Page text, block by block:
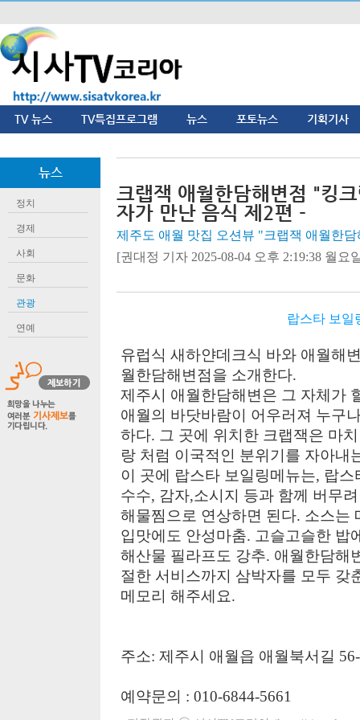
TV 뉴스 TV특집프로그램 뉴스 포토뉴스 기획기사
뉴스
정치
경제
사회
문화
관광
연예
크랩잭 애월한담해변점 "킹
자가 만난 음식 제2편 -
제주도 애월 맛집 오션뷰 "크랩잭 애월한
[권대정 기자 2025-08-04 오후 2:19:38 월요
랍스타 보일
유럽식 새하얀데크식 바와 애월해
월한담해변점을 소개한다.
제주시 애월한담해변은 그 자체가
애월의 바닷바람이 어우러져 누구
하다. 그 곳에 위치한 크랩잭은 마
랑 처럼 이국적인 분위기를 자아내
이 곳에 랍스타 보일링메뉴는, 랍
수수, 감자,소시지 등과 함께 버무
해물찜으로 연상하면 된다. 소스는
입맛에도 안성마춤. 고슬고슬한 밥
해산물 필라프도 강추. 애월한담해
절한 서비스까지 삼박자를 모두 갖
메모리 해주세요.
주소: 제주시 애월읍 애월북서길
예약문의 : 010-6844-5661